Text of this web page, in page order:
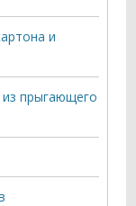
и
прыгающего